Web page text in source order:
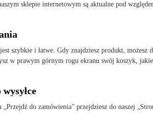
sklepie internetowym są aktualne pod
szybkie i łatwe. Gdy znajdziesz produkt,
w prawym górnym rogu ekranu swój koszyk,
do zamówienia” przejdziesz do naszej